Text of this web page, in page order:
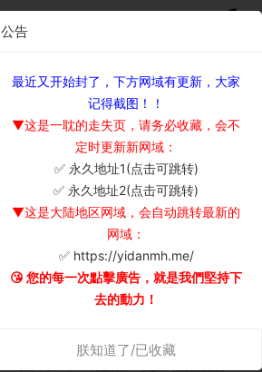
公告
最近又开始封了，下方网域有更新，大家
记得截图！！
▼这是一耽的走失页，请务必收藏，会不
定时更新新网域：
✅ 永久地址1(点击可跳转)
✅ 永久地址2(点击可跳转)
▼这是大陆地区网域，会自动跳转最新的
网域：
✅ https://yidanmh.me/
😘 您的每一次點擊廣告，就是我們堅持下
去的動力！
朕知道了/已收藏